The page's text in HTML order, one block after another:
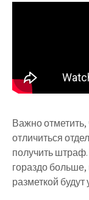
Важно
отличиться
получить
гораздо больше,
разметкой